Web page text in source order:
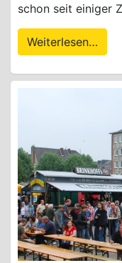
schon seit einiger
Weiterlesen…